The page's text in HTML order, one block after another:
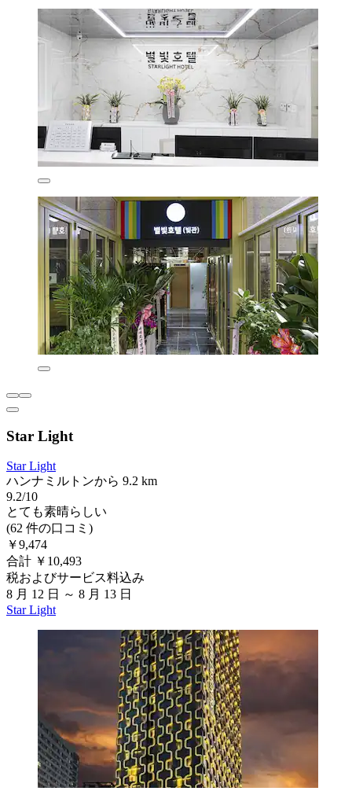
Star Light
Star Light
ハンナミルトンから 9.2 km
9.2/10
とても素晴らしい
(62 件の口コミ)
￥9,474
合計 ￥10,493
税およびサービス料込み
8 月 12 日 ～ 8 月 13 日
Star Light